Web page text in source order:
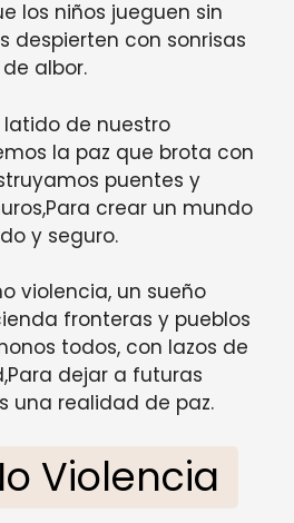
los niños jueguen sin
despierten con sonrisas
de albor.
latido de nuestro
la paz que brota con
puentes y
crear un mundo
y seguro.
violencia, un sueño
fronteras y pueblos
todos, con lazos de
dejar a futuras
una realidad de paz.
Violencia